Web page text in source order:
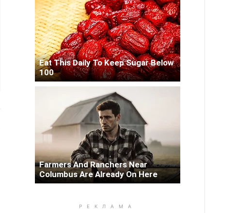
Eat This Daily To Keep Sugar Below
100
Farmers And Ranchers Near
Columbus Are Already On Here